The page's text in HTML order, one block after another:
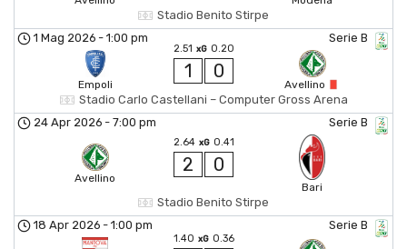
Stadio Benito Stirpe
Serie B
1 Mag 2026 - 1:00 pm
Empoli
2.51 xG 0.20
1 0
Avellino
Stadio Carlo Castellani – Computer Gross Arena
Serie B
24 Apr 2026 - 7:00 pm
Avellino
2.64 xG 0.41
2 0
Bari
Stadio Benito Stirpe
Serie B
18 Apr 2026 - 1:00 pm
1.40 xG 0.36